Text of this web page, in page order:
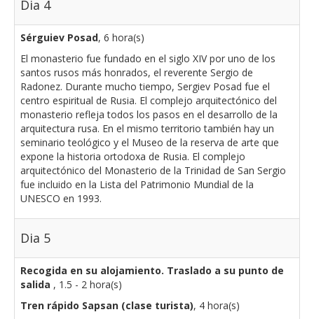
Dia 4
Sérguiev Posad, 6 hora(s)
El monasterio fue fundado en el siglo XIV por uno de los
santos rusos más honrados, el reverente Sergio de
Radonez. Durante mucho tiempo, Sergiev Posad fue el
centro espiritual de Rusia. El complejo arquitectónico del
monasterio refleja todos los pasos en el desarrollo de la
arquitectura rusa. En el mismo territorio también hay un
seminario teológico y el Museo de la reserva de arte que
expone la historia ortodoxa de Rusia. El complejo
arquitectónico del Monasterio de la Trinidad de San Sergio
fue incluido en la Lista del Patrimonio Mundial de la
UNESCO en 1993.
Dia 5
Recogida en su alojamiento. Traslado a su punto de
salida , 1.5 - 2 hora(s)
Tren rápido Sapsan (clase turista), 4 hora(s)